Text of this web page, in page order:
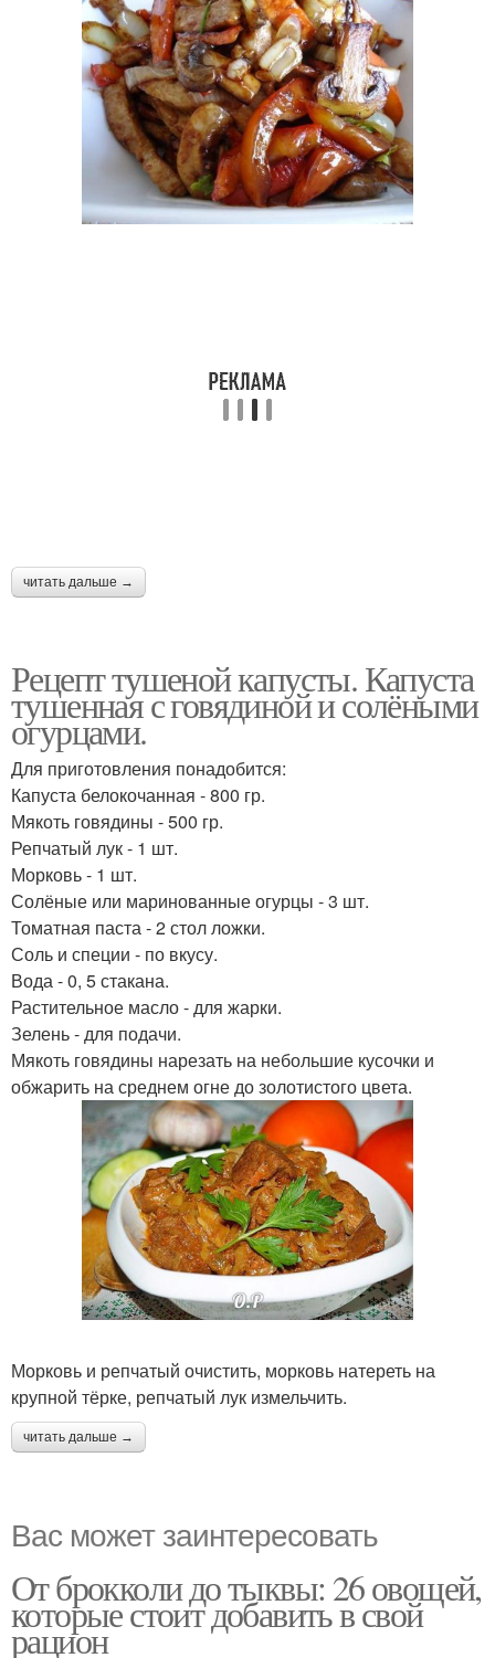
читать дальше →
Рецепт тушеной капусты. Капуста
тушенная с говядиной и солёными
огурцами.
Для приготовления понадобится:
Капуста белокочанная - 800 гр.
Мякоть говядины - 500 гр.
Репчатый лук - 1 шт.
Морковь - 1 шт.
Солёные или маринованные огурцы - 3 шт.
Томатная паста - 2 стол ложки.
Соль и специи - по вкусу.
Вода - 0, 5 стакана.
Растительное масло - для жарки.
Зелень - для подачи.
Мякоть говядины нарезать на небольшие кусочки и
обжарить на среднем огне до золотистого цвета.
Морковь и репчатый очистить, морковь натереть на
крупной тёрке, репчатый лук измельчить.
читать дальше →
Вас может заинтересовать
От брокколи до тыквы: 26 овощей,
которые стоит добавить в свой
рацион